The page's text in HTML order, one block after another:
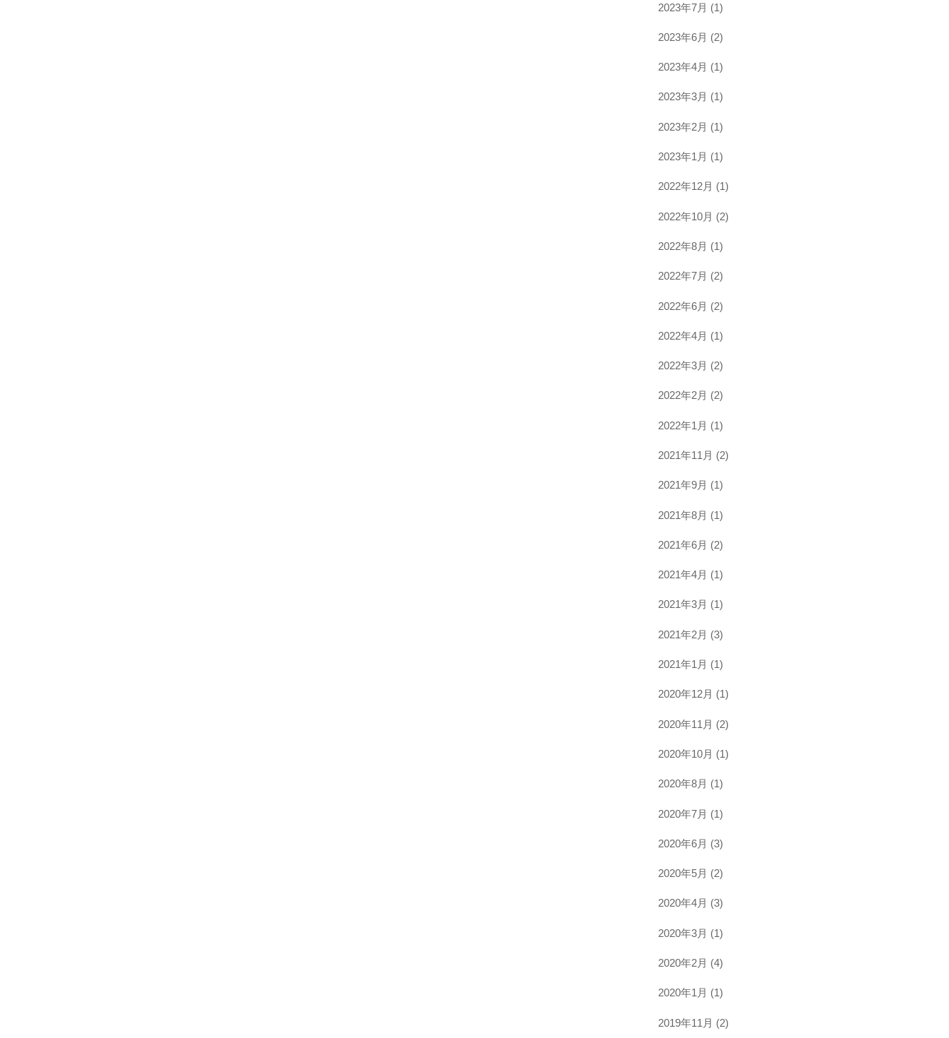
2023年7月 (1)
2023年6月 (2)
2023年4月 (1)
2023年3月 (1)
2023年2月 (1)
2023年1月 (1)
2022年12月 (1)
2022年10月 (2)
2022年8月 (1)
2022年7月 (2)
2022年6月 (2)
2022年4月 (1)
2022年3月 (2)
2022年2月 (2)
2022年1月 (1)
2021年11月 (2)
2021年9月 (1)
2021年8月 (1)
2021年6月 (2)
2021年4月 (1)
2021年3月 (1)
2021年2月 (3)
2021年1月 (1)
2020年12月 (1)
2020年11月 (2)
2020年10月 (1)
2020年8月 (1)
2020年7月 (1)
2020年6月 (3)
2020年5月 (2)
2020年4月 (3)
2020年3月 (1)
2020年2月 (4)
2020年1月 (1)
2019年11月 (2)